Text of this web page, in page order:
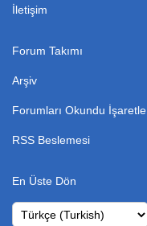
İletişim
Forum Takımı
Arşiv
Forumları Okundu İşaretle
RSS Beslemesi
En Üste Dön